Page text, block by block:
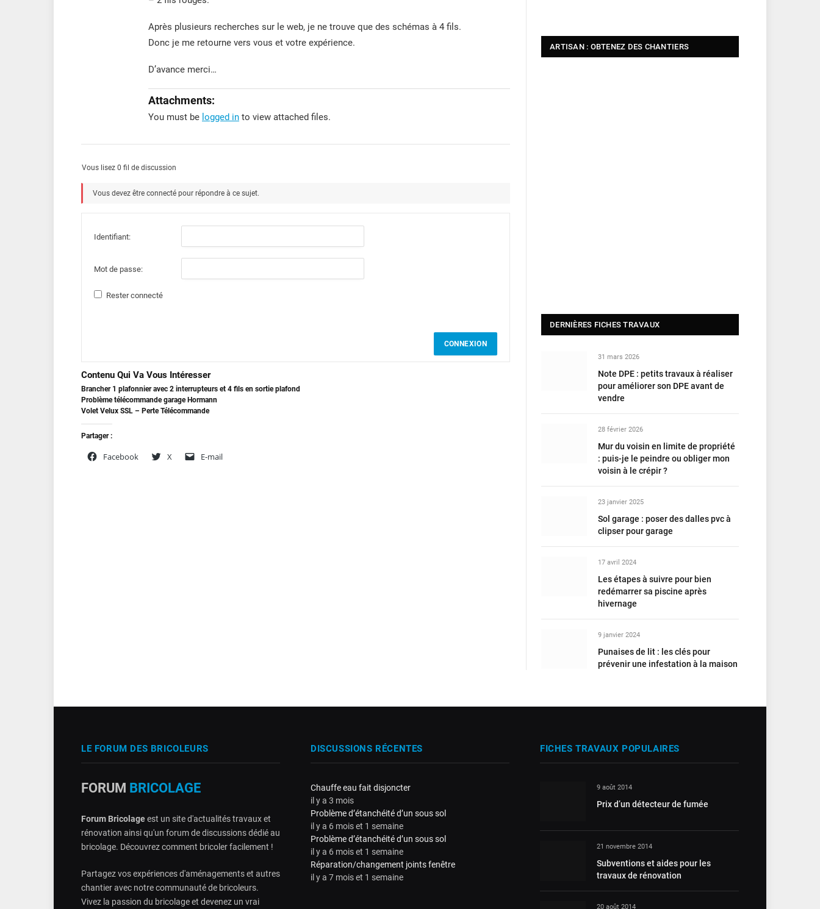
Après plusieurs recherches sur le web, je ne trouve que des schémas à 4 fils.
Donc je me retourne vers vous et votre expérience.
D’avance merci…
Attachments:
You must be logged in to view attached files.
Vous lisez 0 fil de discussion
Vous devez être connecté pour répondre à ce sujet.
Identifiant:
Mot de passe:
Rester connecté
CONNEXION
Contenu Qui Va Vous Intéresser
Brancher 1 plafonnier avec 2 interrupteurs et 4 fils en sortie plafond
Problème télécommande garage Hormann
Volet Velux SSL – Perte Télécommande
Partager :
Facebook X E-mail
ARTISAN : OBTENEZ DES CHANTIERS
DERNIÈRES FICHES TRAVAUX
31 mars 2026
Note DPE : petits travaux à réaliser
pour améliorer son DPE avant de
vendre
28 février 2026
Mur du voisin en limite de propriété
: puis-je le peindre ou obliger mon
voisin à le crépir ?
23 janvier 2025
Sol garage : poser des dalles pvc à
clipser pour garage
17 avril 2024
Les étapes à suivre pour bien
redémarrer sa piscine après
hivernage
9 janvier 2024
Punaises de lit : les clés pour
prévenir une infestation à la maison
LE FORUM DES BRICOLEURS
FORUM BRICOLAGE
Forum Bricolageest un site d'actualités travaux et
rénovation ainsi qu'un forum de discussions dédié au
bricolage. Découvrez comment bricoler facilement !
Partagez vos expériences d'aménagements et autres
chantier avec notre communauté de bricoleurs.
Vivez la passion du bricolage et devenez un vrai
DISCUSSIONS RÉCENTES
Chauffe eau fait disjoncter
il y a 3 mois
Problème d’étanchéité d’un sous sol
il y a 6 mois et 1 semaine
Problème d’étanchéité d’un sous sol
il y a 6 mois et 1 semaine
Réparation/changement joints fenêtre
il y a 7 mois et 1 semaine
FICHES TRAVAUX POPULAIRES
9 août 2014
Prix d’un détecteur de fumée
21 novembre 2014
Subventions et aides pour les
travaux de rénovation
20 août 2014